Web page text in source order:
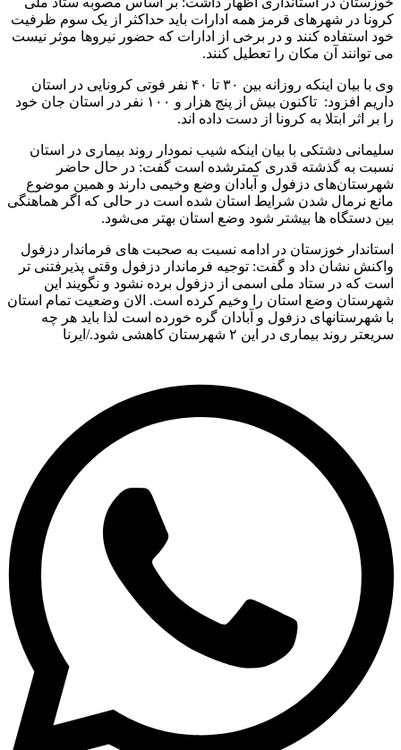
در شهرهای قرمز همه ادارات باید حداکثر از یک سوم ظرفیت
کنند و در برخی از ادارات که حضور نیروها موثر نیست
آن مکان را تعطیل کنند.
وی با بیان اینکه روزانه بین ۳۰ تا ۴۰ نفر فوتی کرونایی در استان
داریم افزود: تاکنون بیش از پنج هزار و ۱۰۰ نفر در استان جان خود
اثر ابتلا به کرونا از دست داده اند.
دشتکی با بیان اینکه شیب نمودار روند بیماری در استان
به گذشته قدری کمترشده است گفت: در حال حاضر
دزفول و آبادان وضع وخیمی دارند و همین موضوع
نرمال شدن شرایط استان شده است در حالی که اگر هماهنگی‌
ها بیشتر شود وضع استان بهتر می‌شود.
خوزستان در ادامه نسبت به صحبت های فرماندار دزفول
نشان داد و گفت: توجیه فرماندار دزفول وقتی پذیرفتنی تر
در ستاد ملی اسمی از دزفول برده نشود و نگویند این
وضع استان را وخیم کرده است. الان وضعیت تمام استان
دزفول و آبادان گره خورده است لذا باید هر چه
بیماری در این ۲ شهرستان کاهشی شود./ایرنا